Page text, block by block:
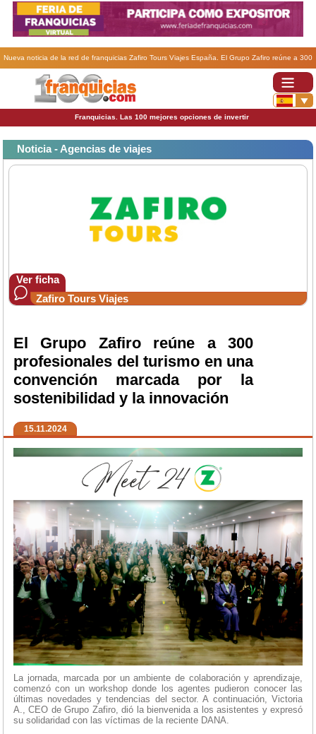
Nueva noticia de la red de franquicias Zafiro Tours Viajes España. El Grupo Zafiro reúne a 300
profesionales del turismo en una convención marcada por la sostenibilidad y la innovación .
Franquicias. Las 100 mejores opciones de invertir
Noticia - Agencias de viajes
Ver ficha
Zafiro Tours Viajes
El Grupo Zafiro reúne a 300
profesionales del turismo en una
convención marcada por la
sostenibilidad y la innovación
15.11.2024
La jornada, marcada por un ambiente de colaboración y aprendizaje,
comenzó con un workshop donde los agentes pudieron conocer las
últimas novedades y tendencias del sector. A continuación, Victoria
A., CEO de Grupo Zafiro, dió la bienvenida a los asistentes y expresó
su solidaridad con las víctimas de la reciente DANA.